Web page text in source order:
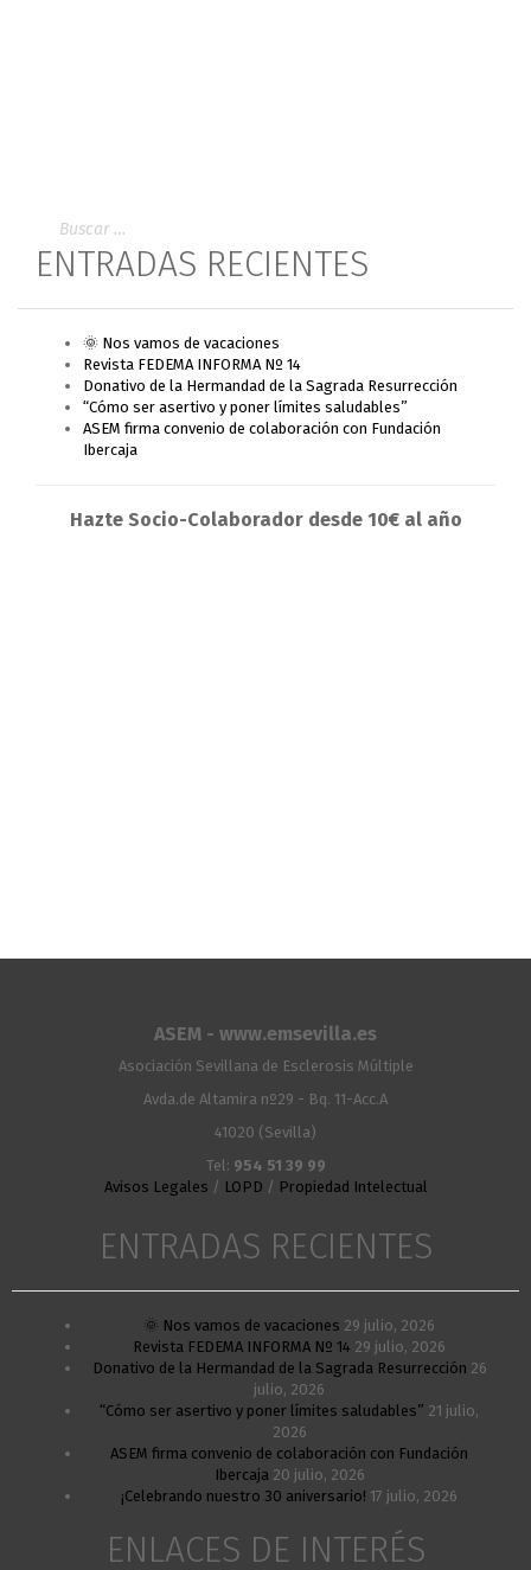
ENTRADAS RECIENTES
🌞 Nos vamos de vacaciones
Revista FEDEMA INFORMA Nº 14
Donativo de la Hermandad de la Sagrada Resurrección
“Cómo ser asertivo y poner límites saludables”
ASEM firma convenio de colaboración con Fundación
Ibercaja
Hazte Socio-Colaborador desde 10€ al año
ASEM - www.emsevilla.es
Asociación Sevillana de Esclerosis Múltiple
Avda.de Altamira nº29 - Bq. 11-Acc.A
41020 (Sevilla)
Tel: 954 51 39 99
Avisos Legales / LOPD / Propiedad Intelectual
ENTRADAS RECIENTES
🌞 Nos vamos de vacaciones 29 julio, 2026
Revista FEDEMA INFORMA Nº 14 29 julio, 2026
Donativo de la Hermandad de la Sagrada Resurrección 26
julio, 2026
“Cómo ser asertivo y poner límites saludables” 21 julio,
2026
ASEM firma convenio de colaboración con Fundación
Ibercaja 20 julio, 2026
¡Celebrando nuestro 30 aniversario! 17 julio, 2026
ENLACES DE INTERÉS